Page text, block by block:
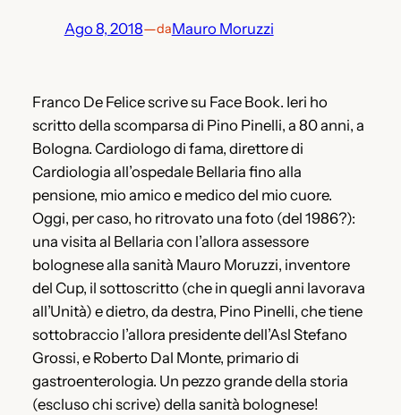
Ago 8, 2018—daMauro Moruzzi
Franco De Felice scrive su Face Book. Ieri ho
scritto della scomparsa di Pino Pinelli, a 80 anni, a
Bologna. Cardiologo di fama, direttore di
Cardiologia all’ospedale Bellaria fino alla
pensione, mio amico e medico del mio cuore.
Oggi, per caso, ho ritrovato una foto (del 1986?):
una visita al Bellaria con l’allora assessore
bolognese alla sanità Mauro Moruzzi, inventore
del Cup, il sottoscritto (che in quegli anni lavorava
all’Unità) e dietro, da destra, Pino Pinelli, che tiene
sottobraccio l’allora presidente dell’Asl Stefano
Grossi, e Roberto Dal Monte, primario di
gastroenterologia. Un pezzo grande della storia
(escluso chi scrive) della sanità bolognese!